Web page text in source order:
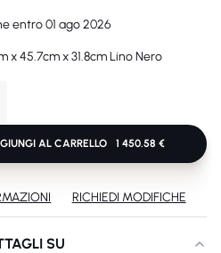
SU
entro 01 ago 2026
x 45.7cm x 31.8cm Lino Nero
AL CARRELLO 1 450.58 €
RICHIEDI MODIFICHE